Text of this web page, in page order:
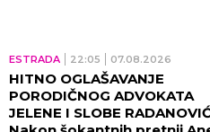
ESTRADA 22:05 07.08.2026
HITNO OGLAŠAVANJE
PORODIČNOG ADVOKATA
JELENE I SLOBE